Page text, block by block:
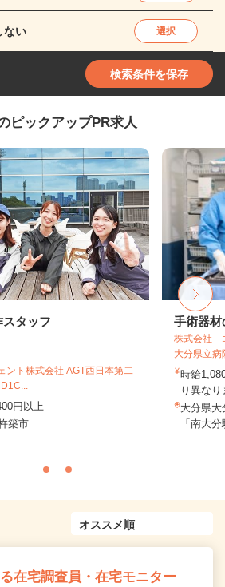
ない 選択
検索条件を保存
ピックアップPR求人
タッフ
ント株式会社 AGT西日本第二
円以上
築市
手術器材
株式会社
大分県立病
時給
り異な
大分県大
「南大
在宅調査員・在宅モニター